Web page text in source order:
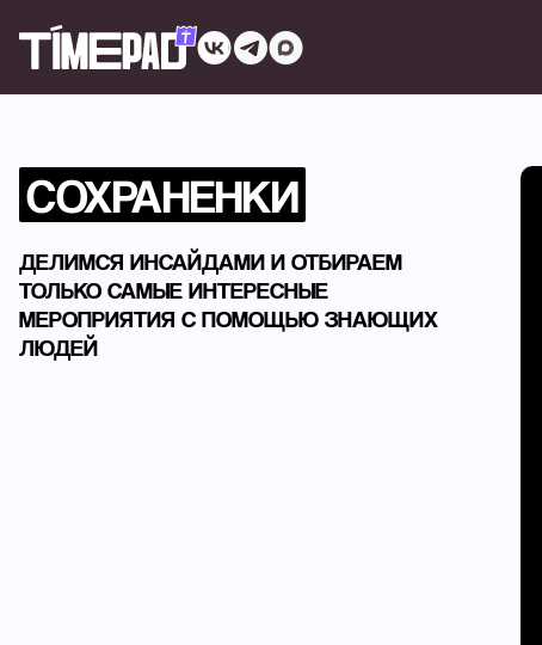
СОХРАНЕНКИ
ДЕЛИМСЯ ИНСАЙДАМИ И ОТБИРАЕМ
ТОЛЬКО САМЫЕ ИНТЕРЕСНЫЕ
МЕРОПРИЯТИЯ С ПОМОЩЬЮ ЗНАЮЩИХ
ЛЮДЕЙ